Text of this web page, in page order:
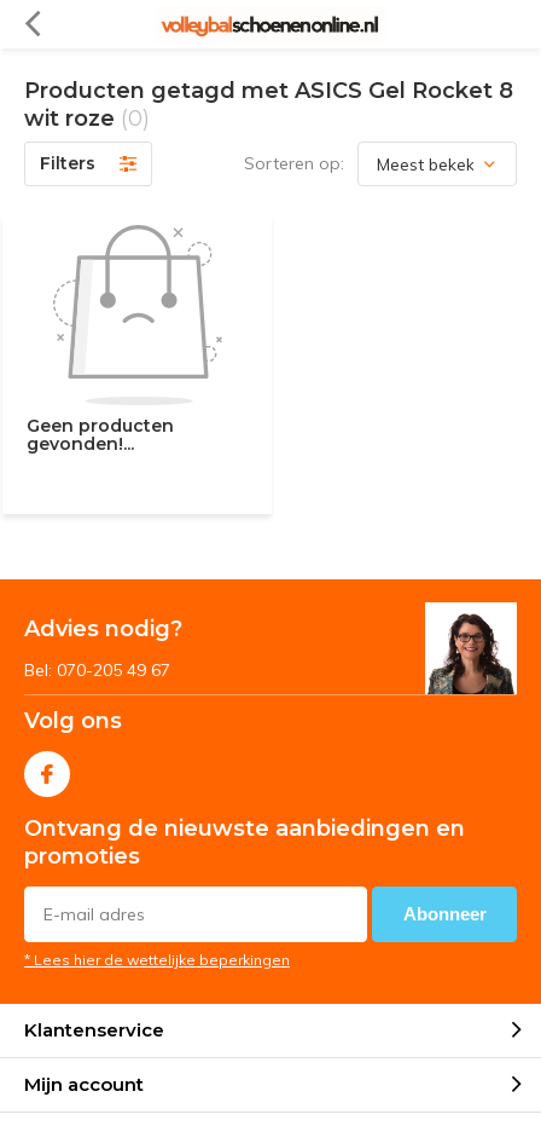
Producten getagd met ASICS Gel Rocket 8
wit roze (0)
Filters Sorteren op:
Geen producten
gevonden!...
Advies nodig?
Bel: 070-205 49 67
Volg ons
Ontvang de nieuwste aanbiedingen en
promoties
Abonneer
* Lees hier de wettelijke beperkingen
Klantenservice
Mijn account